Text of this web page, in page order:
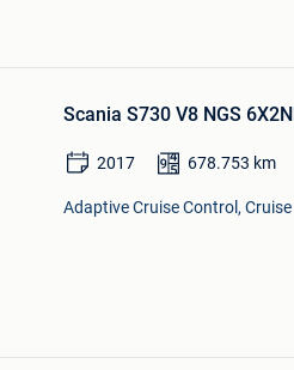
Scania S730 V8 NGS
2017 678.753 km
Adaptive Cruise Control,